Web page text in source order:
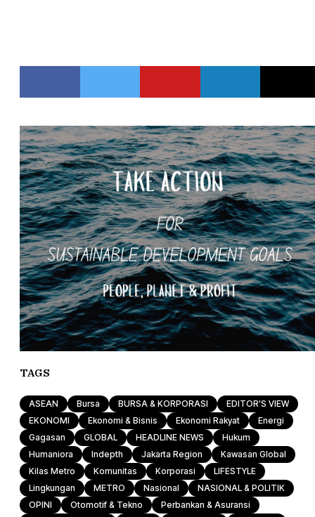
TAGS
ASEAN Bursa BURSA & KORPORASI
EDITOR'S VIEW
EKONOMI
Ekonomi & Bisnis Ekonomi Rakyat
Energi
Gagasan
GLOBAL HEADLINE NEWS
Hukum
Humaniora
Indepth Jakarta Region
Kawasan Global
Kilas Metro
Komunitas Korporasi
LIFESTYLE
Lingkungan
METRO Nasional
NASIONAL & POLITIK
OPINI
Otomotif & Tekno
Perbankan & Asuransi